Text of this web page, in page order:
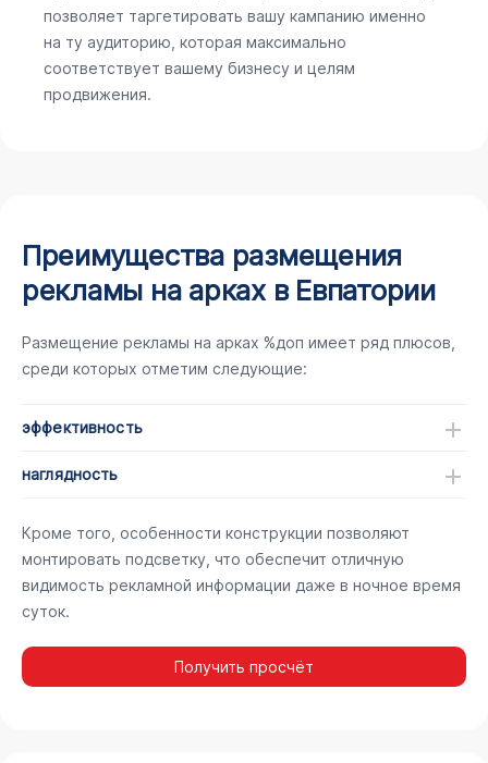
позволяет таргетировать вашу кампанию именно
на ту аудиторию, которая максимально
соответствует вашему бизнесу и целям
продвижения.
Преимущества размещения
рекламы на арках в Евпатории
Размещение рекламы на арках %доп имеет ряд плюсов,
среди которых отметим следующие:
эффективность
наглядность
Кроме того, особенности конструкции позволяют
монтировать подсветку, что обеспечит отличную
видимость рекламной информации даже в ночное время
суток.
Получить просчёт